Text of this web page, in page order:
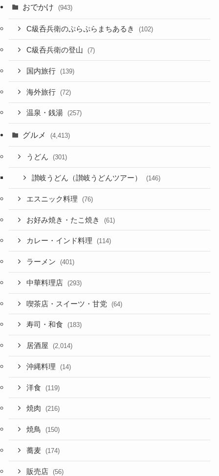
おでかけ (943)
C級呑兵衛のぷらぷらまちあるき (102)
C級呑兵衛の登山 (7)
国内旅行 (139)
海外旅行 (72)
温泉・銭湯 (257)
グルメ (4,413)
うどん (301)
讃岐うどん（讃岐うどんツアー） (146)
エスニック料理 (76)
お好み焼き・たこ焼き (61)
カレー・インド料理 (114)
ラーメン (401)
中華料理店 (293)
喫茶店・スイーツ・甘党 (64)
寿司・和食 (183)
居酒屋 (2,014)
沖縄料理 (14)
洋食 (119)
焼肉 (216)
焼鳥 (150)
蕎麦 (174)
販売店 (56)